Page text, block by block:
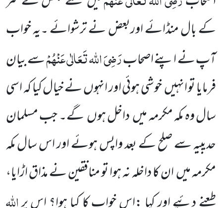
کےبال منڈائے اوربعض نے ترشوائے ۔یہ خواب
آپ نے اپنے اصحابرَضِیَ اللہ تَعَالٰی عَنْہُمْسے بیان
فرمایا تو انہیںخوشیہوئی اور انہوں نے خیال کیا کہ اسی
سال وہ مکہ مکرمہ میںداخل ہوںگے۔ جب مسلمان
حدیبیہ سے صلح کے بعد واپس ہوئے اور اس سال مکہ
مکرمہ میںان کا داخلہ نہ ہوا تو منافقین نے مذاق اڑایا،
اللہ